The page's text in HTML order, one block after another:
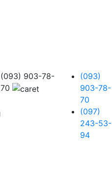
(093) 903-78-
70
(093)
903-78-
70
(097)
243-53-
94